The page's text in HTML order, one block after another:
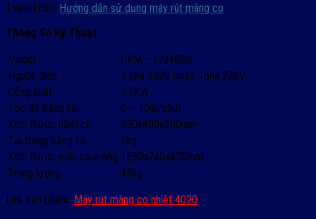
Tham khảo: Hướng dẫn sử dụng máy rút màng co
Thông Số Kỹ Thuật:
Model
CKM – CM4020
Nguồn điện
3 pha 380V hoặc 1pha 220V
Công suất
5.5KW
Tốc độ băng tải
0 – 10m/phút
Kích thước hầm co
830x400x200mm
Tải trọng băng tải
5kg
Kích thước máy co màng 1250x740x670mm
Trọng lượng
45kg
Link sản phẩm: Máy rút màng co nhiệt 4020